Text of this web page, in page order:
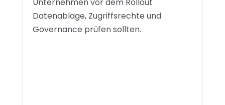
Datenablage, Zugriffsrechte und
Governance prüfen sollten.